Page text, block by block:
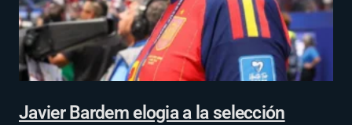
Javier Bardem elogia a la selección